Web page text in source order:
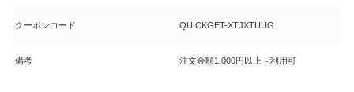
クーポンコード QUICKGET-XTJXTUUG
備考 注文金額1,000円以上～利用可